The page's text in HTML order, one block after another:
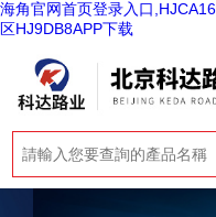
海角官网首页登录入口
区HJ9DB8APP下载